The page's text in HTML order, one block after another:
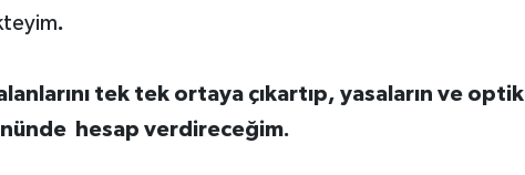
.
tek tek ortaya çıkartıp, yasaların ve optik
hesap verdireceğim.